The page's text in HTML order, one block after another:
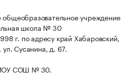
учреждение
школа № 30
г. по адресу край Хабаровский,
Сусанина, д. 67.
МОУ СОШ № 30.